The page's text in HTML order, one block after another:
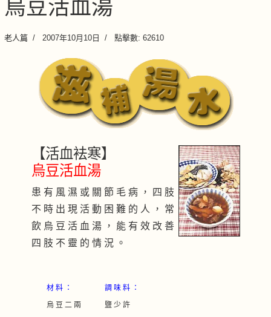
烏豆活血湯
老人篇 2007年10月10日 點擊數: 62610
【活血袪寒】
烏豆活血湯
患 有 風 濕 或 關 節 毛 病 ， 四 肢
不 時 出 現 活 動 困 難 的 人 ， 常
飲 烏 豆 活 血 湯 ， 能 有 效 改 善
四 肢 不 靈 的 情 況 。
材 料 ：
烏 豆 二 兩
調 味 料 ：
鹽 少 許